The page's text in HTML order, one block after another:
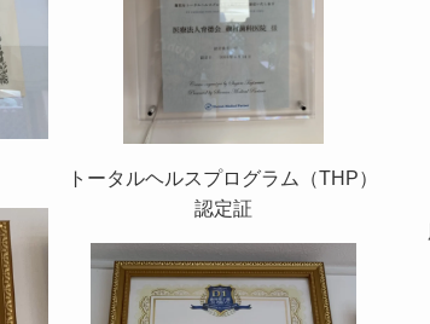
トータルヘルスプログラム（THP）
認定証